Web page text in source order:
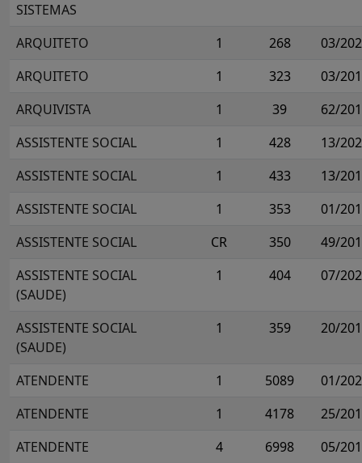
SISTEMAS
ARQUITETO 1 268
03/
ARQUITETO
1 323
03/
ARQUIVISTA
1 39
62/
ASSISTENTE SOCIAL
1 428
13/
ASSISTENTE SOCIAL
1 433
13/
ASSISTENTE SOCIAL
1 353
01/
ASSISTENTE SOCIAL
CR 350
49/
ASSISTENTE SOCIAL
(SAUDE)
1 404 07/
ASSISTENTE SOCIAL
(SAUDE)
1 359 20/
ATENDENTE 1 5089
01/
ATENDENTE
1 4178
25/
ATENDENTE
4 6998
05/